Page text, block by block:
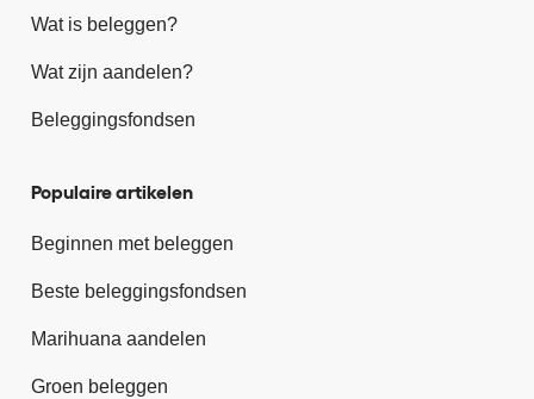
Wat is beleggen?
Wat zijn aandelen?
Beleggingsfondsen
Populaire artikelen
Beginnen met beleggen
Beste beleggingsfondsen
Marihuana aandelen
Groen beleggen